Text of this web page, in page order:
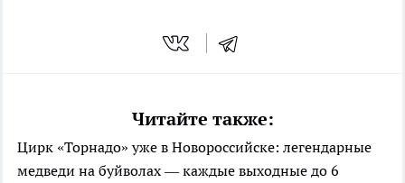
Читайте также:
Цирк «Торнадо» уже в Новороссийске: легендарные
медведи на буйволах — каждые выходные до 6